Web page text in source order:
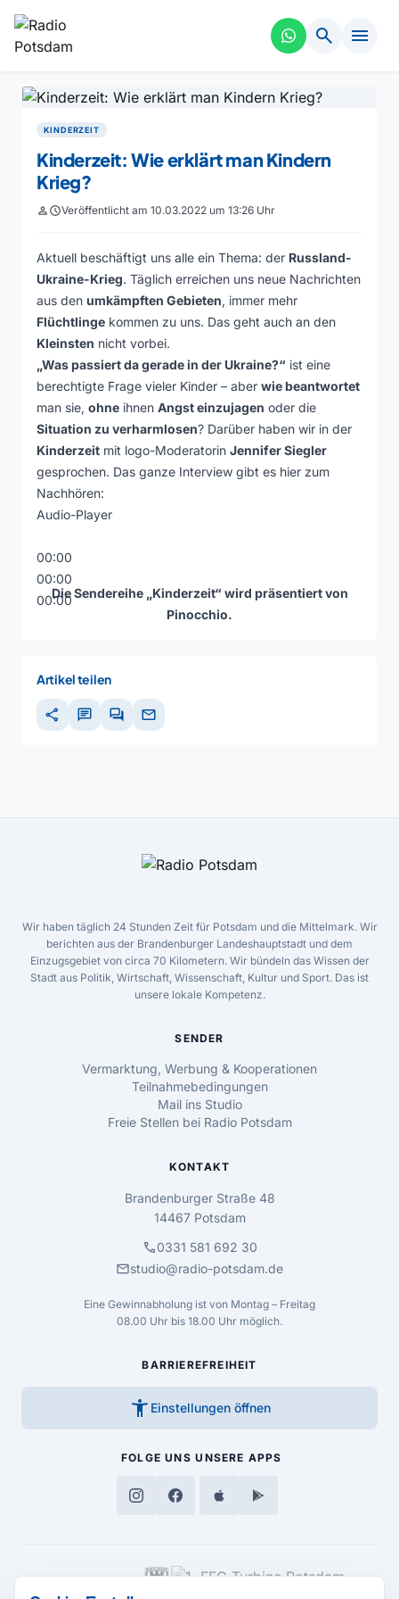
search menu
KINDERZEIT
Kinderzeit: Wie erklärt man Kindern
Krieg?
personscheduleVeröffentlicht am 10.03.2022 um 13:26 Uhr
Aktuell beschäftigt uns alle ein Thema: der Russland-
Ukraine-Krieg. Täglich erreichen uns neue Nachrichten
aus den umkämpften Gebieten, immer mehr
Flüchtlinge kommen zu uns. Das geht auch an den
Kleinsten nicht vorbei.
„Was passiert da gerade in der Ukraine?“ ist eine
berechtigte Frage vieler Kinder – aber wie beantwortet
man sie, ohne ihnen Angst einzujagen oder die
Situation zu verharmlosen? Darüber haben wir in der
Kinderzeit mit logo-Moderatorin Jennifer Siegler
gesprochen. Das ganze Interview gibt es hier zum
Nachhören:
Audio-Player
00:00
00:00
00:00Die Sendereihe „Kinderzeit“ wird präsentiert von
Pinocchio.
Artikel teilen
share chat forum mail
Wir haben täglich 24 Stunden Zeit für Potsdam und die Mittelmark. Wir
berichten aus der Brandenburger Landeshauptstadt und dem
Einzugsgebiet von circa 70 Kilometern. Wir bündeln das Wissen der
Stadt aus Politik, Wirtschaft, Wissenschaft, Kultur und Sport. Das ist
unsere lokale Kompetenz.
SENDER
Vermarktung, Werbung & Kooperationen
Teilnahmebedingungen
Mail ins Studio
Freie Stellen bei Radio Potsdam
KONTAKT
Brandenburger Straße 48
14467 Potsdam
call0331 581 692 30
mailstudio@radio-potsdam.de
Eine Gewinnabholung ist von Montag – Freitag
08.00 Uhr bis 18.00 Uhr möglich.
BARRIEREFREIHEIT
accessibility_new Einstellungen öffnen
FOLGE UNS UNSERE APPS
MEDIENPARTNER